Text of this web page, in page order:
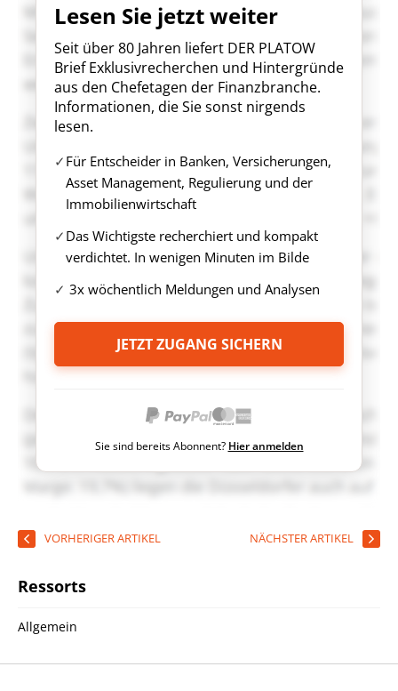
Lesen Sie jetzt weiter
Seit über 80 Jahren liefert DER PLATOW
Brief Exklusivrecherchen und Hintergründe
aus den Chefetagen der Finanzbranche.
Informationen, die Sie sonst nirgends
lesen.
Für Entscheider in Banken, Versicherungen,
Asset Management, Regulierung und der
Immobilienwirtschaft
Das Wichtigste recherchiert und kompakt
verdichtet. In wenigen Minuten im Bilde
3x wöchentlich Meldungen und Analysen
JETZT ZUGANG SICHERN
Sie sind bereits Abonnent? Hier anmelden
VORHERIGER ARTIKEL NÄCHSTER ARTIKEL
Ressorts
Allgemein